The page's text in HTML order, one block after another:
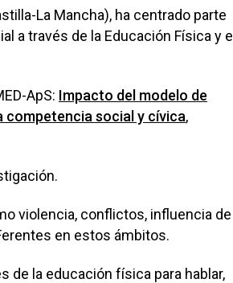
La Mancha), ha centrado parte
a través de la Educación Física y el
ApS: Impacto del modelo de
competencia social y cívica,
violencia, conflictos, influencia de
en estos ámbitos.
de la educación física para hablar,